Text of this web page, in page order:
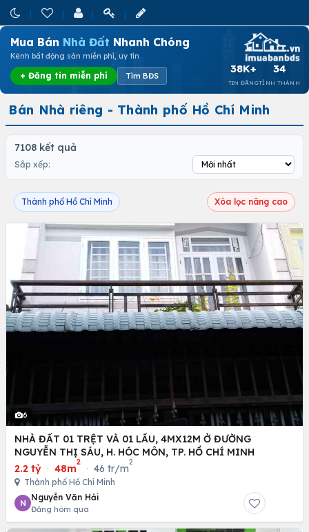
Mua Bán Nhà Đất Nhanh Chóng
Kênh bất động sản miễn phí, uy tín
+ Đăng tin miễn phí Tìm BĐS
38K+
TIN ĐĂNG
34
TỈNH THÀNH
Bán Nhà riêng - Thành phố Hồ Chí Minh
7108 kết quả
Sắp xếp:
Thành phố Hồ Chí Minh Xóa lọc nâng cao
6
NHÀ ĐẤT 01 TRỆT VÀ 01 LẦU, 4MX12M Ở ĐƯỜNG
NGUYỄN THỊ SÁU, H. HÓC MÔN, TP. HỒ CHÍ MINH
2.2 tỷ · 48m
2
· 46 tr/m
2
Thành phố Hồ Chí Minh
N
Nguyễn Văn Hải
Đăng hôm qua